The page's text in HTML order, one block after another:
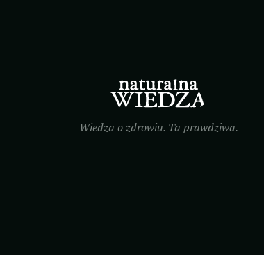
Wiedza o zdrowiu. Ta prawdziwa.